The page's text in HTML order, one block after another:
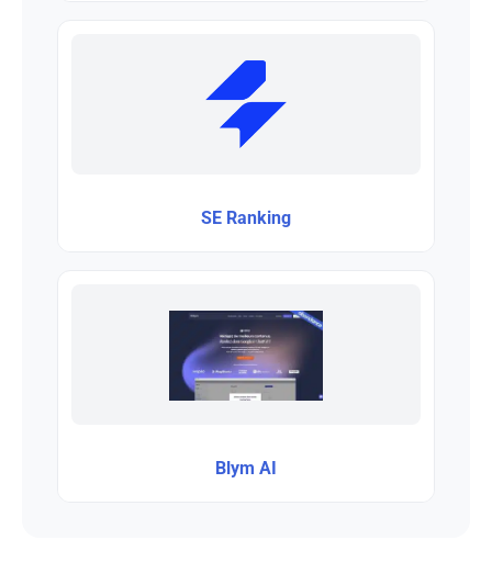
SE Ranking
Blym AI